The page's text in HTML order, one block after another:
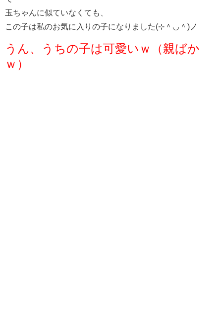
玉ちゃんに似ていなくても、
この子は私のお気に入りの子になりました(⊹＾◡＾)ノ
うん、うちの子は可愛いｗ（親ばか
ｗ ）